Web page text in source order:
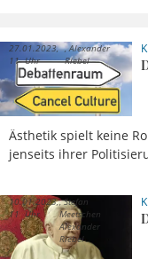
Ästhetik spielt keine
jenseits ihrer
27.01.2023,
11 Uhr
Alexander
Riebel
10.01.2023,
11 Uhr
Stefan
Meetschen
Alexander
Riebel